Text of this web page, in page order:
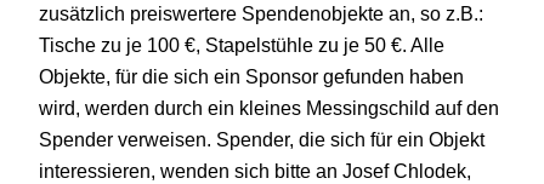
zusätzlich preiswertere Spendenobjekte an, so z.B.:
Tische zu je 100 €, Stapelstühle zu je 50 €. Alle
Objekte, für die sich ein Sponsor gefunden haben
wird, werden durch ein kleines Messingschild auf den
Spender verweisen. Spender, die sich für ein Objekt
interessieren, wenden sich bitte an Josef Chlodek,